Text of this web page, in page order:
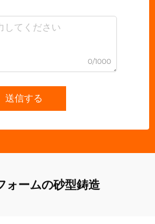
0/1000
送信する
ォームの砂型鋳造